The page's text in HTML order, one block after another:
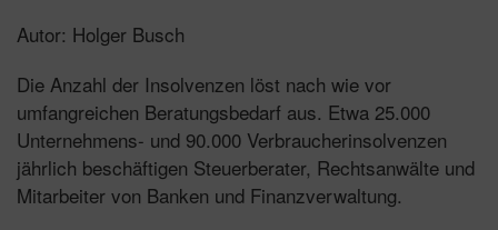
Autor: Holger Busch
Die Anzahl der Insolvenzen löst nach wie vor
umfangreichen Beratungsbedarf aus. Etwa 25.000
Unternehmens- und 90.000 Verbraucherinsolvenzen
jährlich beschäftigen Steuerberater, Rechtsanwälte und
Mitarbeiter von Banken und Finanzverwaltung.